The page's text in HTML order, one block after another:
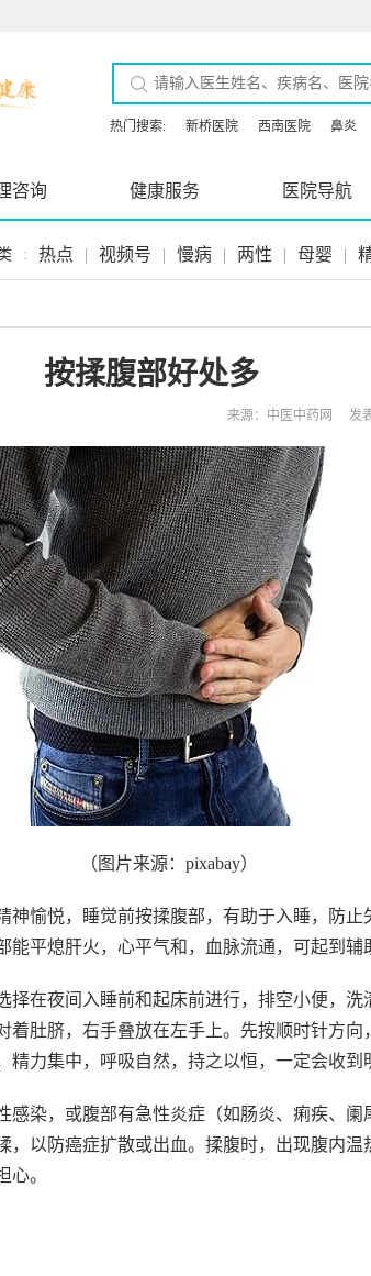
热门搜索: 新桥医院 西南医院 鼻炎
咨询 健康服务 医院导航
: 热点 | 视频号 | 慢病 | 两性 | 母婴 |
按揉腹部好处多
来源：中医中药网 发表
（图片来源：pixabay）
愉悦，睡觉前按揉腹部，有助于入睡，防止
平熄肝火，心平气和，血脉流通，可起到辅
择在夜间入睡前和起床前进行，排空小便，洗
着肚脐，右手叠放在左手上。先按顺时针方向
精力集中，呼吸自然，持之以恒，一定会收到
感染，或腹部有急性炎症（如肠炎、痢疾、阑
，以防癌症扩散或出血。揉腹时，出现腹内温
心。